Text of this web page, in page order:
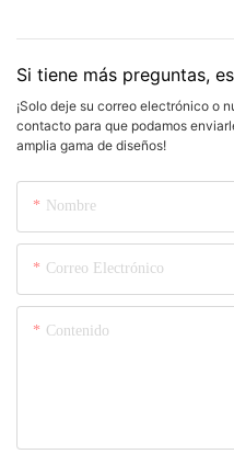
Si tiene más preguntas,
¡Solo deje su correo electrónico o
contacto para que podamos
amplia gama de diseños!
Nombre
Correo Electrónico
Contenido